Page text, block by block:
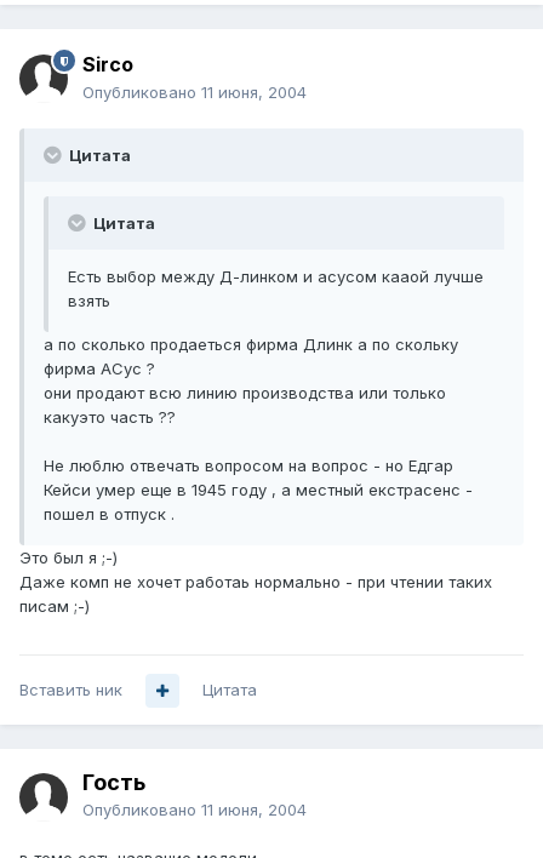
Sirco
Опубликовано 11 июня, 2004
Цитата
Цитата
Есть выбор между Д-линком и асусом кааой лучше
взять
а по сколько продаеться фирма Длинк а по скольку
фирма АСус ?
они продают всю линию производства или только
какуэто часть ??
Не люблю отвечать вопросом на вопрос - но Едгар
Кейси умер еще в 1945 году , а местный екстрасенс -
пошел в отпуск .
Это был я ;-)
Даже комп не хочет работаь нормально - при чтении таких
писам ;-)
Вставить ник Цитата
Гость
Опубликовано 11 июня, 2004